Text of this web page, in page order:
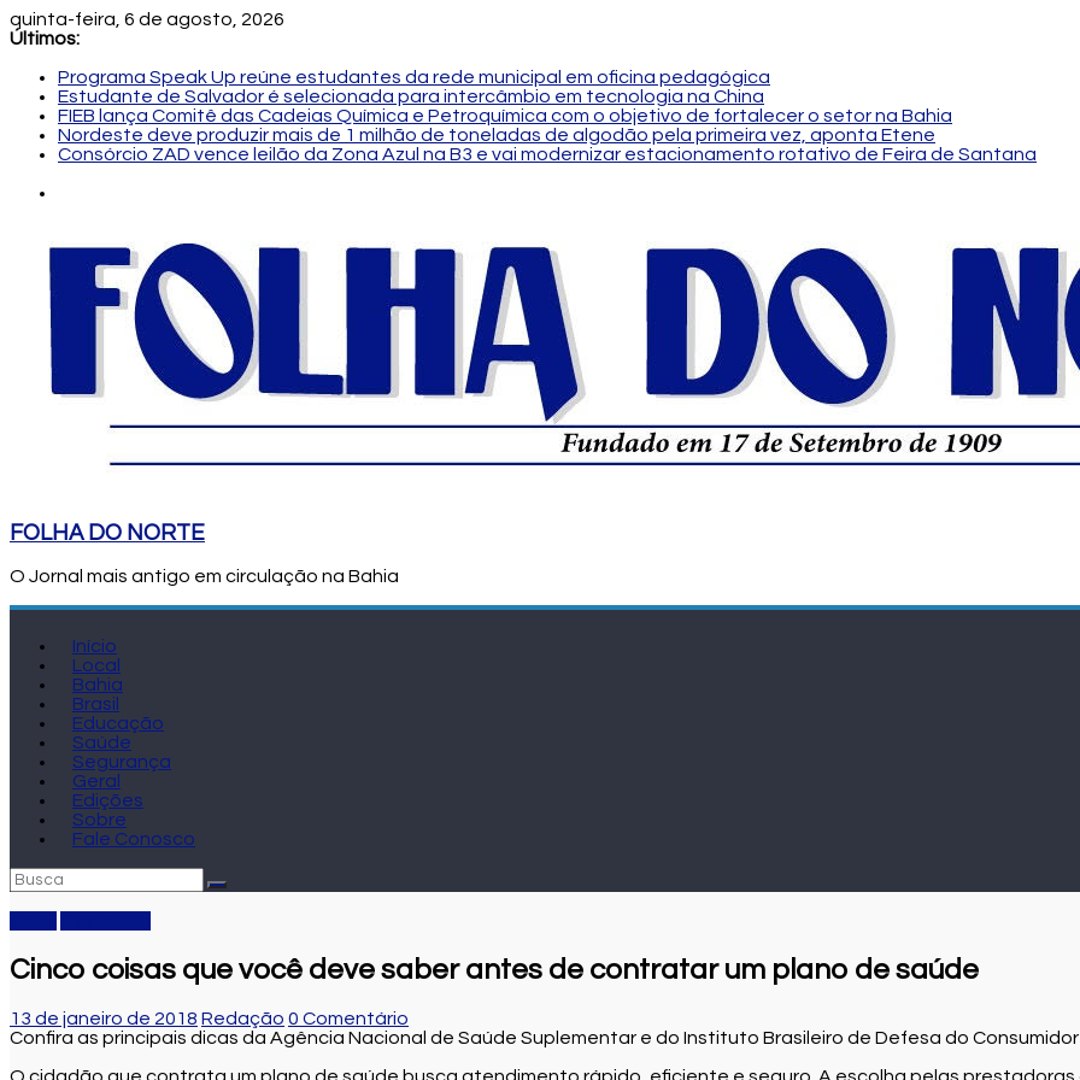
quinta-feira, 6 de agosto, 2026
Últimos:
Programa Speak Up reúne estudantes da rede municipal em oficina pedagógica
Estudante de Salvador é selecionada para intercâmbio em tecnologia na China
FIEB lança Comitê das Cadeias Química e Petroquímica com o objetivo de fortalecer o setor na Bahia
Nordeste deve produzir mais de 1 milhão de toneladas de algodão pela primeira vez, aponta Etene
Consórcio ZAD vence leilão da Zona Azul na B3 e vai modernizar estacionamento rotativo de Feira de Santana
FOLHA DO NORTE
O Jornal mais antigo em circulação na Bahia
Início
Local
Bahia
Brasil
Educação
Saúde
Segurança
Geral
Edições
Sobre
Fale Conosco
Cinco coisas que você deve saber antes de contratar um plano de saúde
13 de janeiro de 2018 Redação 0 Comentário
Confira as principais dicas da Agência Nacional de Saúde Suplementar e do Instituto Brasileiro de Defesa do Consumidor
O cidadão que contrata um plano de saúde busca atendimento rápido, eficiente e seguro. A escolha pelas